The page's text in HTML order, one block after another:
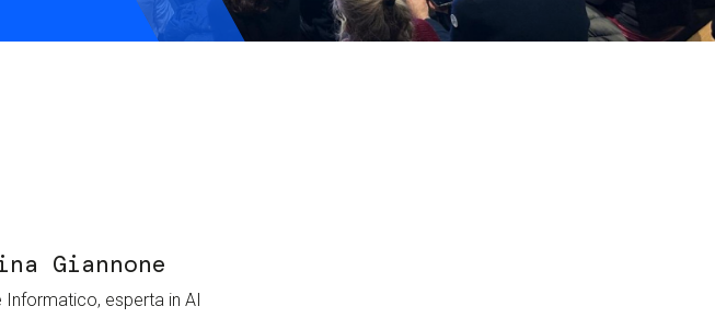
Servizi e accessibilità
Contatti
Biglietti
Giannone
Informatico, esperta in AI